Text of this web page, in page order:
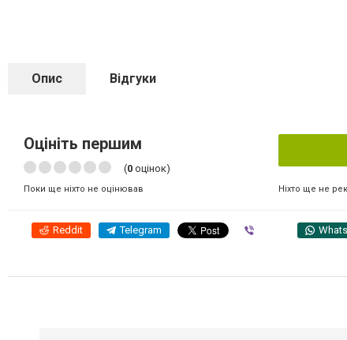
Опис Відгуки
Оцініть першим
(0 оцінок)
Поки ще ніхто не оцінював Ніхто ще не
Reddit Telegram